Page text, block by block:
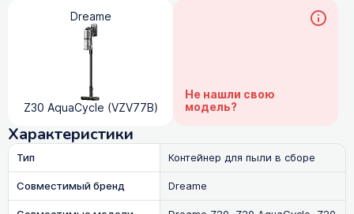
Dreame
Z30 AquaCycle (VZV77B)
Не нашли свою
модель?
Характеристики
Тип
Контейнер для пыли в сборе
Совместимый бренд
Dreame